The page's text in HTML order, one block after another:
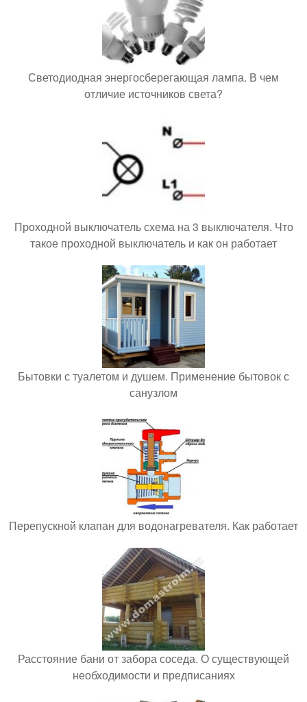
Светодиодная энергосберегающая лампа. В чем
отличие источников света?
Проходной выключатель схема на 3 выключателя. Что
такое проходной выключатель и как он работает
Бытовки с туалетом и душем. Применение бытовок с
санузлом
Перепускной клапан для водонагревателя. Как работает
Расстояние бани от забора соседа. О существующей
необходимости и предписаниях